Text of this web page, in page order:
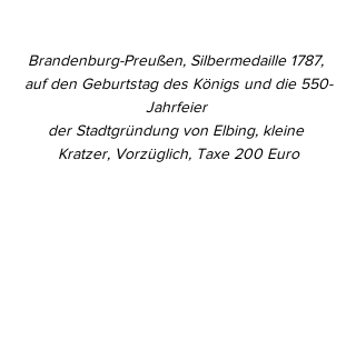
Brandenburg-Preußen, Silbermedaille 1787,
auf den Geburtstag des Königs und die 550-
Jahrfeier
der Stadtgründung von Elbing, kleine
Kratzer, Vorzüglich, Taxe 200 Euro